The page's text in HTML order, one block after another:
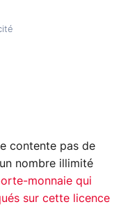
contente pas de
nombre illimité
monnaie qui
sur cette licence